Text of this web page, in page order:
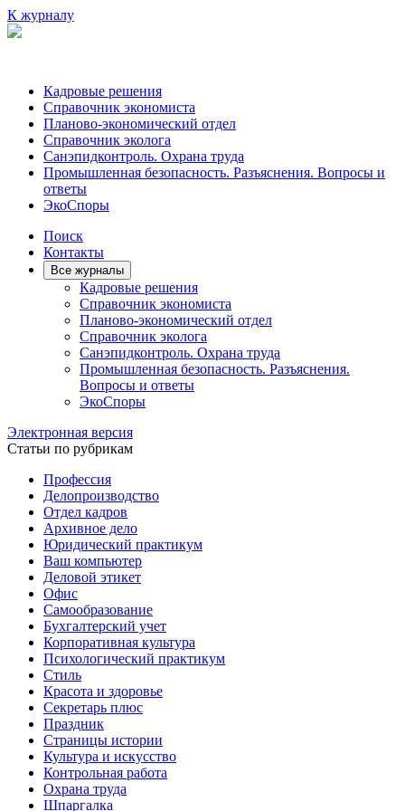
К журналу
Кадровые решения
Справочник экономиста
Планово-экономический отдел
Справочник эколога
Санэпидконтроль. Охрана труда
Промышленная безопасность. Разъяснения. Вопросы и
ответы
ЭкоСпоры
Поиск
Контакты
Все журналы
Кадровые решения
Справочник экономиста
Планово-экономический отдел
Справочник эколога
Санэпидконтроль. Охрана труда
Промышленная безопасность. Разъяснения.
Вопросы и ответы
ЭкоСпоры
Электронная версия
Статьи по рубрикам
Профессия
Делопроизводство
Отдел кадров
Архивное дело
Юридический практикум
Ваш компьютер
Деловой этикет
Офис
Самообразование
Бухгалтерский учет
Корпоративная культура
Психологический практикум
Стиль
Красота и здоровье
Секретарь плюс
Праздник
Страницы истории
Культура и искусство
Контрольная работа
Охрана труда
Шпаргалка